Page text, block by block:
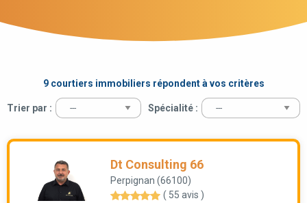
9 courtiers immobiliers répondent à vos critères
Trier par : Spécialité :
Dt Consulting 66
Perpignan (66100)
( 55 avis )